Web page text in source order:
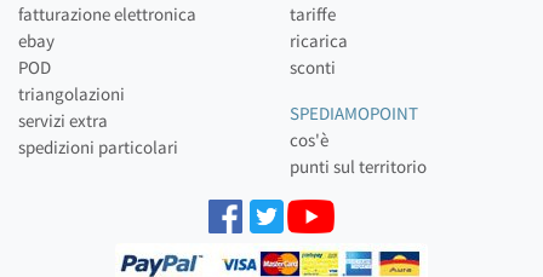
fatturazione elettronica
ebay
POD
triangolazioni
servizi extra
spedizioni particolari
tariffe
ricarica
sconti
SPEDIAMOPOINT
cos'è
punti sul territorio